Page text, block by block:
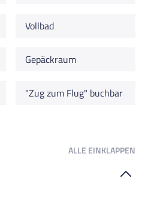
Vollbad
Gepäckraum
"Zug zum Flug" buchbar
ALLE EINKLAPPEN